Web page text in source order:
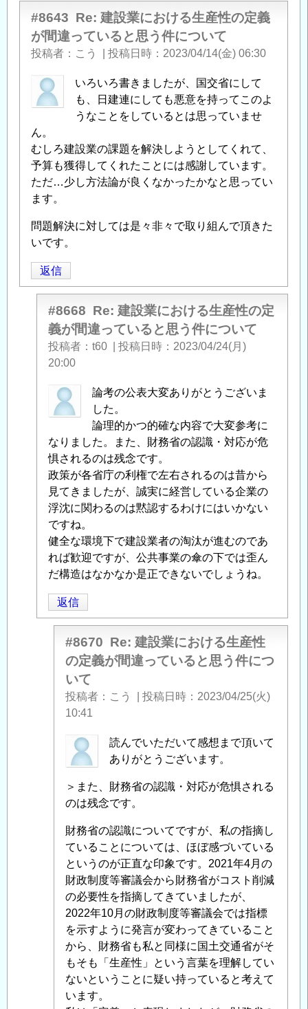
」
へ
の
返
信
#8643 Re: 建設業における生産性の定義
が間違っていると思う件について
投稿者 こう 投稿日時 2023/04/14(金) 06:30
いろいろ書きましたが、国交省にして
も、日建連にしても悪意を持ってこのよ
うなことをしているとは思っていませ
ん。
むしろ建設業の課題を解決しようとしてくれて、
予算も獲得してくれたことには感謝しています。
ただ…少し方法論が良くなかったかなと思ってい
ます。
問題解決に対しては是々非々で取り組んで頂きた
いです。
返信
#8668 Re: 建設業における生産性の定
義が間違っていると思う件について
投稿者 t60 投稿日時
2023/04/24(月)
20:00
kouhei
に
る
「Re:
建
設
業
に
お
け
る
産
性
」
論考の公表大変ありがとうございま
した。
論理的かつ的確な内容で大変参考に
なりました。また、財務省の認識・対応が危
惧されるのは残念です。
政策が各省庁の利権で左右されるのは昔から
見てきましたが、誠実に経営している企業の
浮沈に関わるのは黙認するわけにはいかない
ですね。
健全な環境下で建設業者の淘汰が進むのであ
れば歓迎ですが、公共事業の傘の下では歪ん
だ構造はなかなか是正できないでしょうね。
返信
#8670 Re: 建設業における生産性
の定義が間違っていると思う件につ
いて
投稿者 こう 投稿日時
2023/04/25(火)
10:41
匿
名
稿
者
に
よ
る
「Re:
建
設
業
に
お
け
る
生
読んでいただいて感想まで頂いて
ありがとうございます。
＞また、財務省の認識・対応が危惧される
のは残念です。
財務省の認識についてですが、私の指摘し
ていることについては、ほぼ感づいている
というのが正直な印象です。2021年4月の
財政制度等審議会から財務省がコスト削減
の必要性を指摘してきていましたが、
2022年10月の財政制度等審議会では指標
を示すように発言が変わってきていること
から、財務省も私と同様に国土交通省がそ
もそも「生産性」という言葉を理解してい
ないということに疑い持っていると考えて
います。